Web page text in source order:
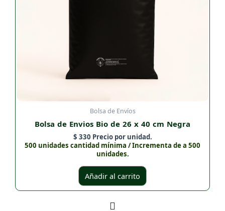
Bolsa de Envíos
Bolsa de Envios Bio de 26 x 40 cm Negra
$ 330 Precio por unidad.
500 unidades cantidad mínima / Incrementa de a 500
unidades.
Añadir al carrito